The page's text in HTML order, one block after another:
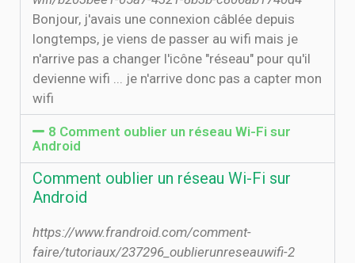
Bonjour, j'avais une connexion câblée depuis
longtemps, je viens de passer au wifi mais je
n'arrive pas a changer l'icône "réseau" pour qu'il
devienne wifi ... je n'arrive donc pas a capter mon
wifi
8 Comment oublier un réseau Wi-Fi sur
Android
Comment oublier un réseau Wi-Fi sur
Android
https://www.frandroid.com/comment-
faire/tutoriaux/237296_oublierunreseauwifi-2